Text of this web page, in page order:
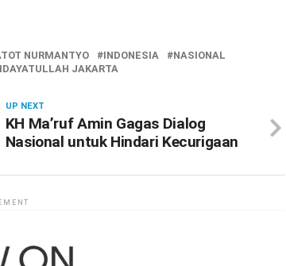
NURMANTYO INDONESIA
NASIONAL
JAKARTA
UP NEXT
KH Ma’ruf Amin Gagas Dialog
Nasional untuk Hindari Kecurigaan